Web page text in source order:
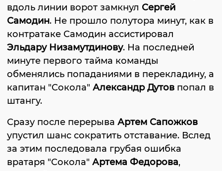
вдоль линии ворот замкнул Сергей
Самодин. Не прошло полутора минут, как в
контратаке Самодин ассистировал
Эльдару Низамутдинову. На последней
минуте первого тайма команды
обменялись попаданиями в перекладину, а
капитан "Сокола" Александр Дутов попал в
штангу.
Сразу после перерыва Артем Сапожков
упустил шанс сократить отставание. Вслед
за этим последовала грубая ошибка
вратаря "Сокола" Артема Федорова,